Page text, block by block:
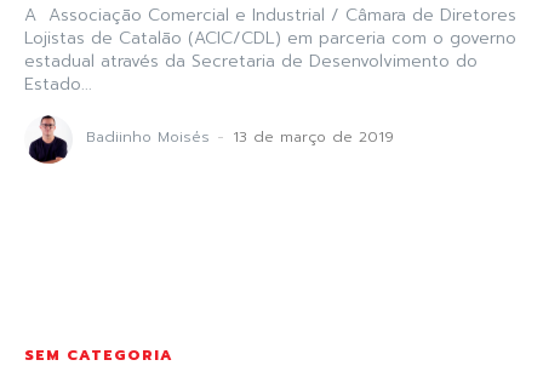
A Associação Comercial e Industrial / Câmara de Diretores
Lojistas de Catalão (ACIC/CDL) em parceria com o governo
estadual através da Secretaria de Desenvolvimento do
Estado...
Badiinho Moisés - 13 de março de 2019
SEM CATEGORIA